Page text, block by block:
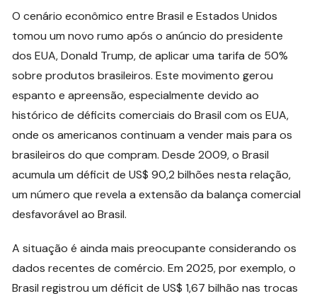
O cenário econômico entre Brasil e Estados Unidos
tomou um novo rumo após o anúncio do presidente
dos EUA, Donald Trump, de aplicar uma tarifa de 50%
sobre produtos brasileiros. Este movimento gerou
espanto e apreensão, especialmente devido ao
histórico de déficits comerciais do Brasil com os EUA,
onde os americanos continuam a vender mais para os
brasileiros do que compram. Desde 2009, o Brasil
acumula um déficit de US$ 90,2 bilhões nesta relação,
um número que revela a extensão da balança comercial
desfavorável ao Brasil.
A situação é ainda mais preocupante considerando os
dados recentes de comércio. Em 2025, por exemplo, o
Brasil registrou um déficit de US$ 1,67 bilhão nas trocas